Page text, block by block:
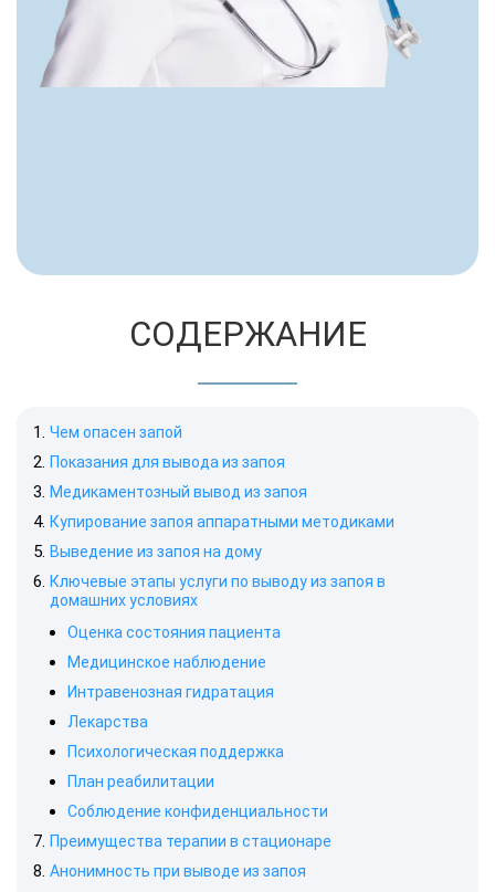
СОДЕРЖАНИЕ
Чем опасен запой
Показания для вывода из запоя
Медикаментозный вывод из запоя
Купирование запоя аппаратными методиками
Выведение из запоя на дому
Ключевые этапы услуги по выводу из запоя в
домашних условиях
Оценка состояния пациента
Медицинское наблюдение
Интравенозная гидратация
Лекарства
Психологическая поддержка
План реабилитации
Соблюдение конфиденциальности
Преимущества терапии в стационаре
Анонимность при выводе из запоя